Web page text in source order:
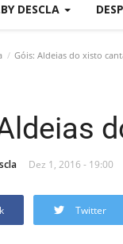
DESCLA
Góis: Aldeias do xisto
Dez 1, 2016 - 19:00
Twitter